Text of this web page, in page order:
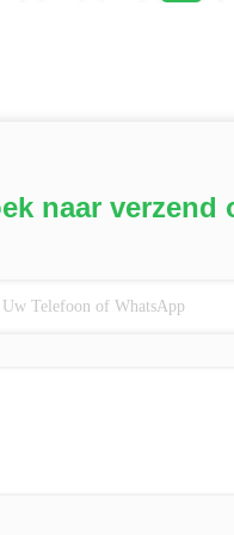
naar verzend